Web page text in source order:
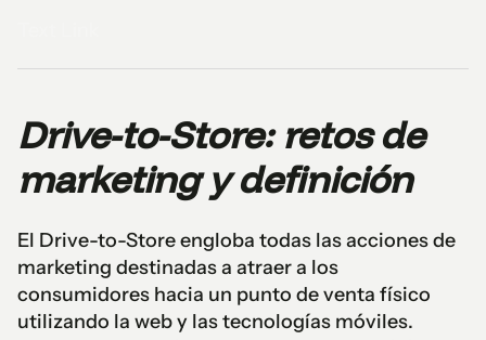
Drive-to-Store: retos de
marketing y definición
El Drive-to-Store engloba todas las acciones de
marketing destinadas a atraer a los
consumidores hacia un punto de venta físico
utilizando la web y las tecnologías móviles.